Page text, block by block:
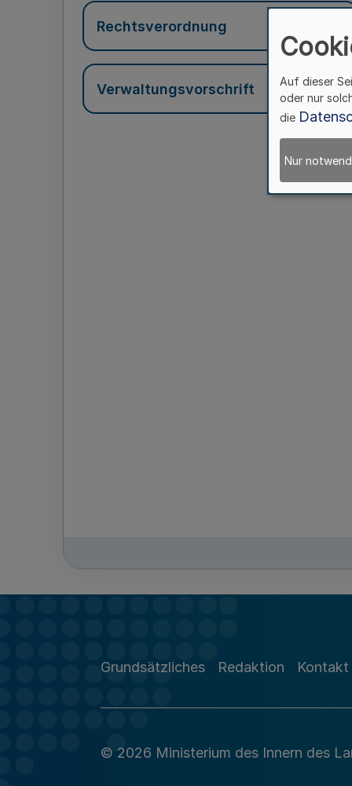
Rechtsverordnung
Verwaltungsvorschrift
Grundsätzliches Redaktion Kontakt
© 2026 Ministerium des Innern des
Auf dieser
oder nur
die
Nur